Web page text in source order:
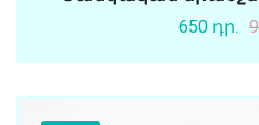
650 դր.